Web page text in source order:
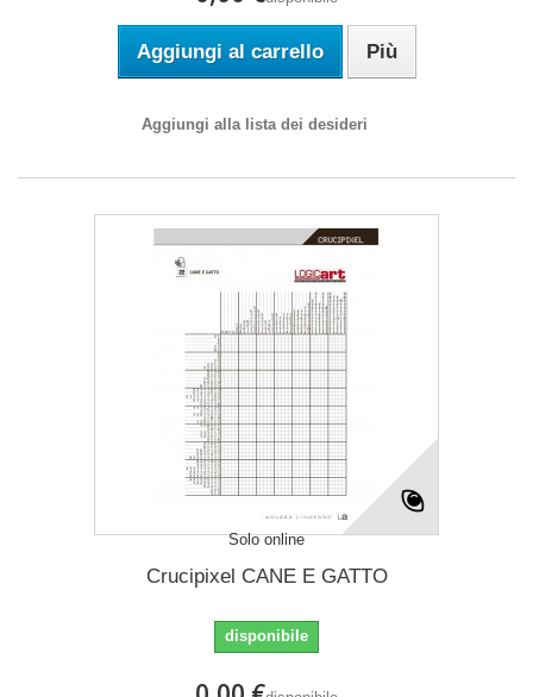
Aggiungi al carrello Più
Aggiungi alla lista dei desideri
Solo online
Crucipixel CANE E GATTO
disponibile